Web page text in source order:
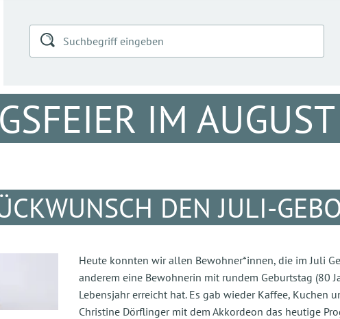
IM
DEN JULI-
Heute konnten wir allen Bewohner*innen, die im Juli
anderem eine Bewohnerin mit rundem Geburtstag (80
Lebensjahr erreicht hat. Es gab wieder Kaffee, Kuchen
Christine Dörflinger mit dem Akkordeon das heutige